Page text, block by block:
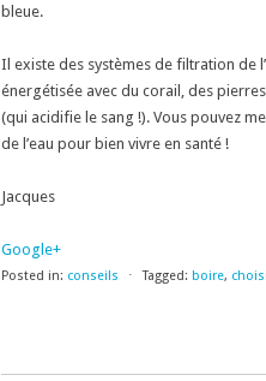
bleue.
Il existe des systèmes de filtration de
énergétisée avec du corail, des
(qui acidifie le sang !). Vous pouvez
de l’eau pour bien vivre en santé !
Jacques
Google+
Posted in: conseils ⋅ Tagged: boire,